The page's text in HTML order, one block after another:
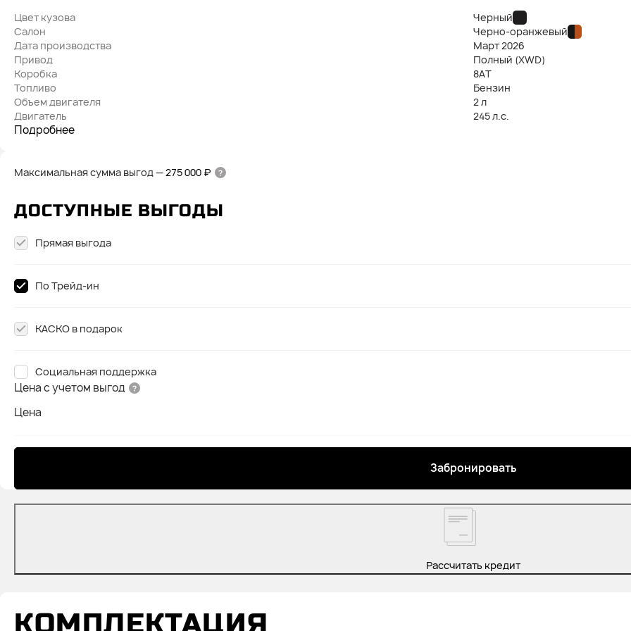
Цвет кузова
Черный
Салон
Черно-оранжевый
Дата производства
Март2026
Привод
Полный (XWD)
Коробка
8AT
Топливо
Бензин
Объем двигателя
2 л
Двигатель
245 л.с.
Подробнее
Максимальная сумма выгод—275 000 ₽
ДОСТУПНЫЕ ВЫГОДЫ
Прямая выгода
По Трейд-ин
КАСКО в подарок
Социальная поддержка
Цена с учетом выгод
Цена
Забронировать
Рассчитать кредит
КОМПЛЕКТАЦИЯ